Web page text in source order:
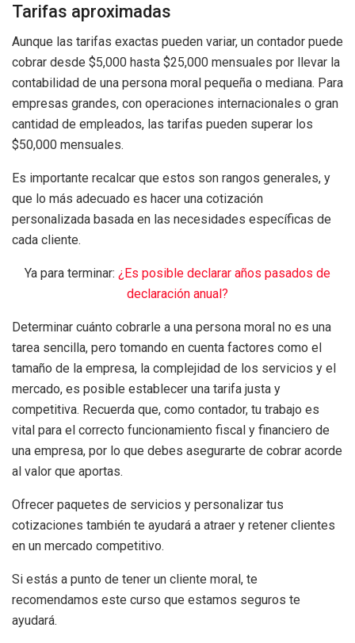
Tarifas aproximadas
Aunque las tarifas exactas pueden variar, un contador puede
cobrar desde $5,000 hasta $25,000 mensuales por llevar la
contabilidad de una persona moral pequeña o mediana. Para
empresas grandes, con operaciones internacionales o gran
cantidad de empleados, las tarifas pueden superar los
$50,000 mensuales.
Es importante recalcar que estos son rangos generales, y
que lo más adecuado es hacer una cotización
personalizada basada en las necesidades específicas de
cada cliente.
Ya para terminar: ¿Es posible declarar años pasados de
declaración anual?
Determinar cuánto cobrarle a una persona moral no es una
tarea sencilla, pero tomando en cuenta factores como el
tamaño de la empresa, la complejidad de los servicios y el
mercado, es posible establecer una tarifa justa y
competitiva. Recuerda que, como contador, tu trabajo es
vital para el correcto funcionamiento fiscal y financiero de
una empresa, por lo que debes asegurarte de cobrar acorde
al valor que aportas.
Ofrecer paquetes de servicios y personalizar tus
cotizaciones también te ayudará a atraer y retener clientes
en un mercado competitivo.
Si estás a punto de tener un cliente moral, te
recomendamos este curso que estamos seguros te
ayudará.